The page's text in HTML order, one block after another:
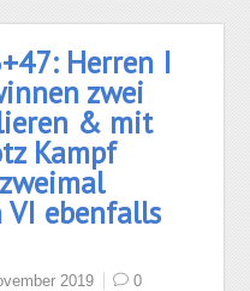
Herren I
zwei
& mit
Kampf
ebenfalls
2019
0